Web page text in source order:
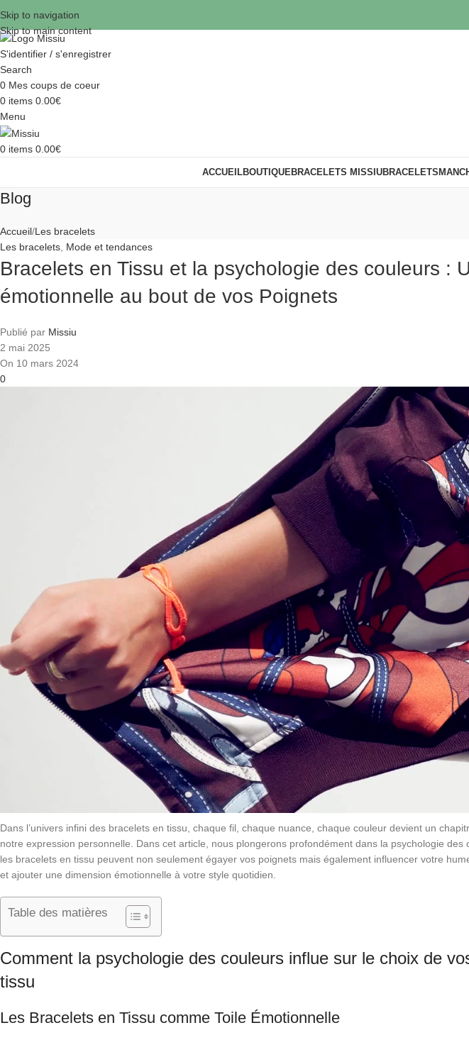
Skip to navigation
Skip to main content
S'identifier / s'enregistrer
Search
0 Mes coups de coeur
0 items 0.00€
Menu
0 items 0.00€
ACCUEILBOUTIQUEBRACELETS MISSIUBRACELETS
Blog
Accueil Les bracelets
Les bracelets Mode et tendances
Bracelets en Tissu et la psychologie des couleurs :
émotionnelle au bout de vos Poignets
Publié par Missiu
2 mai 2025
On 10 mars 2024
0
Dans l’univers infini des bracelets en tissu, chaque fil, chaque nuance, chaque couleur devient un
notre expression personnelle. Dans cet article, nous plongerons profondément dans la psychologie des
les bracelets en tissu peuvent non seulement égayer vos poignets mais également influencer votre
et ajouter une dimension émotionnelle à votre style quotidien.
Table des matières
Comment la psychologie des couleurs influe sur le choix de
tissu
Les Bracelets en Tissu comme Toile Émotionnelle